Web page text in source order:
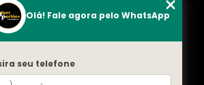
Olá! Fale agora pelo WhatsApp
seu telefone